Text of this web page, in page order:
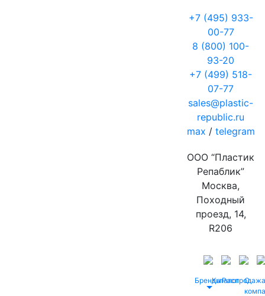
+7 (495) 933-
00-77
8 (800) 100-
93-20
+7 (499) 518-
07-77
sales@plastic-
republic.ru
max / telegram
ООО “Пластик
Репаблик”
Москва,
Походный
проезд, 14,
R206
БрендыКаталог
Распродажа
О